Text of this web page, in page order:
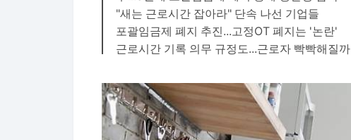
"새는 근로시간 잡아라" 단속 나선 기업들
포괄임금제 폐지 추진...고정OT 폐지는 '논란'
근로시간 기록 의무 규정도...근로자 빡빡해질까